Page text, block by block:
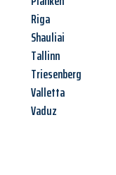
Riga
Shauliai
Tallinn
Triesenberg
Valletta
Vaduz